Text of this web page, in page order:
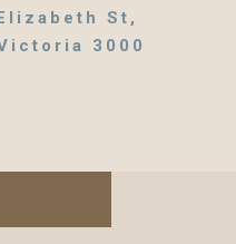
St,
3000